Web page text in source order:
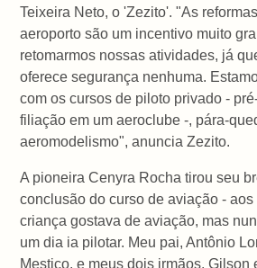
Teixeira Neto, o 'Zezito'. "As
aeroporto são um incentivo muito
retomarmos nossas atividades, já
oferece segurança nenhuma.
com os cursos de piloto privado -
filiação em um aeroclube -, pára-
aeromodelismo", anuncia Zezito.
A pioneira Cenyra Rocha tirou seu
conclusão do curso de aviação -
criança gostava de aviação, mas
um dia ia pilotar. Meu pai, Antônio
Mestiço, e meus dois irmãos, Gilson